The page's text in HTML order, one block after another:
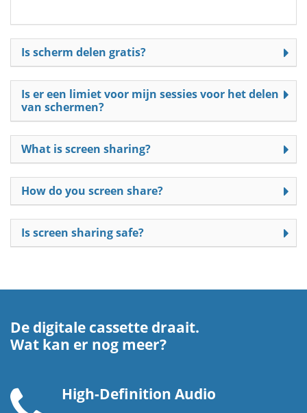
Is scherm delen gratis?
Is er een limiet voor mijn sessies voor het delen
van schermen?
What is screen sharing?
How do you screen share?
Is screen sharing safe?
De digitale cassette draait.
Wat kan er nog meer?
High-Definition Audio